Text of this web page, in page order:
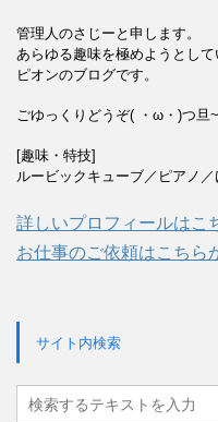
管理人のさじーと申します。
あらゆる趣味を極めようとし
ピオンのブログです。
ごゆっくりどうぞ( ・ω・)つ旦~
[趣味・特技]
ルービックキューブ／ピアノ
詳しいプロフィールはこ
お仕事のご依頼はこちら
サイト内検索